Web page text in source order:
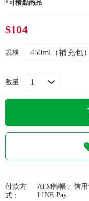
*可積點商品
$104
規格
數量
付款方
式：
ATM轉帳、信
LINE Pay